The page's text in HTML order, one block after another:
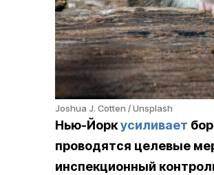
Joshua J. Cotten / Unsplash
Нью-Йоркусиливает
проводятся целевые
инспекционный